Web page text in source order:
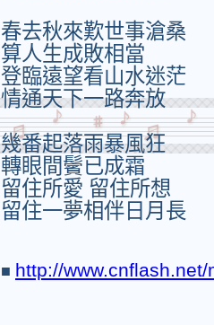
春去秋來歎世事滄桑
算人生成敗相當
登臨遠望看山水迷茫
情通天下一路奔放
幾番起落雨暴風狂
轉眼間鬢已成霜
留住所愛 留住所想
留住一夢相伴日月長
■ http://